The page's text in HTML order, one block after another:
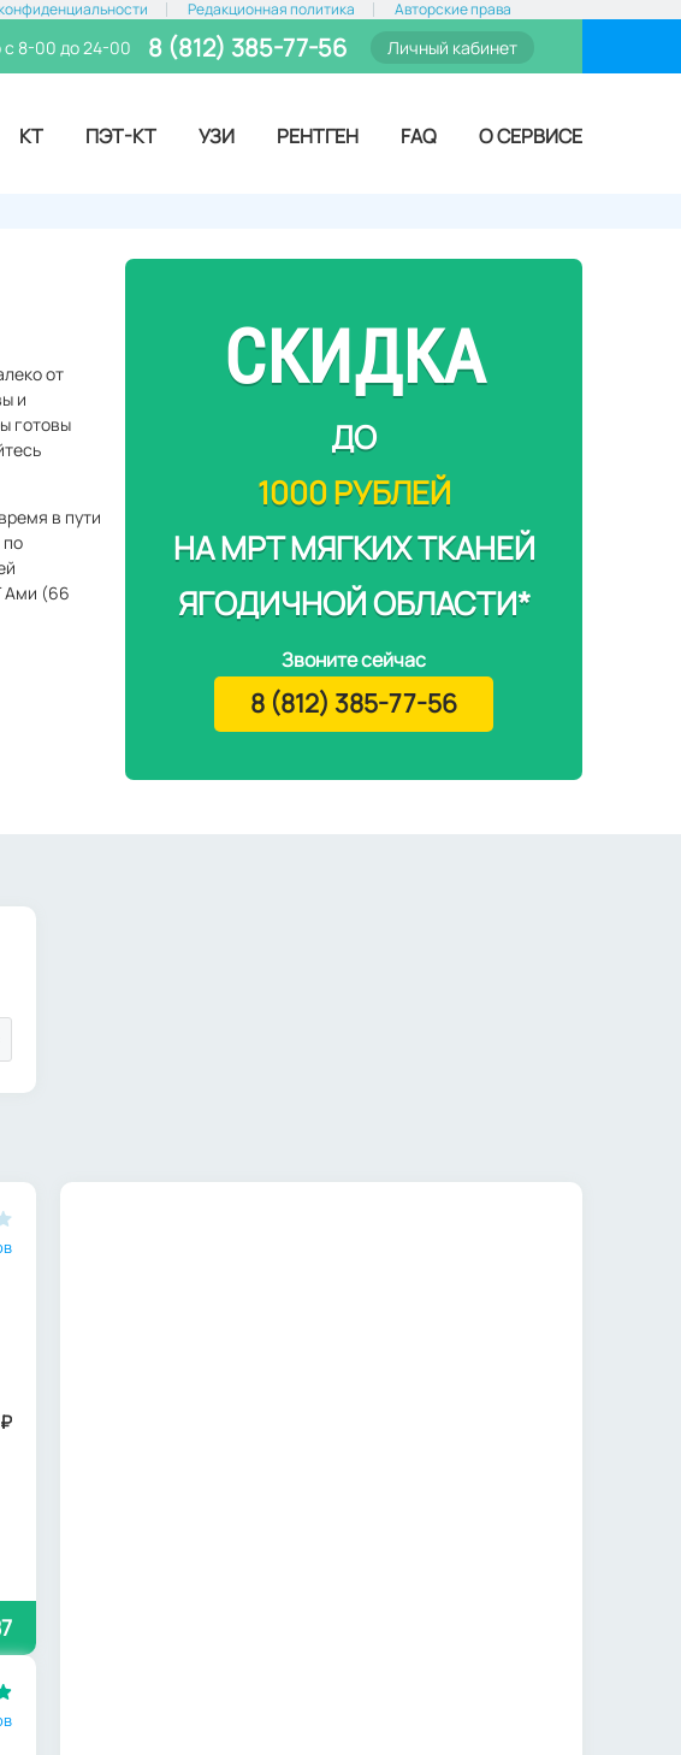
Редакционная политика Авторские права
с 8-00 до 24-00 8 (812) 385-77-56 Личный кабинет
КТ ПЭТ-КТ УЗИ РЕНТГЕН FAQ О СЕРВИСЕ
от
и
готовы
в пути
Ами (66
СКИДКА
ДО
1000 РУБЛЕЙ
НА МРТ МЯГКИХ ТКАНЕЙ
ЯГОДИЧНОЙ ОБЛАСТИ*
Звоните сейчас
8 (812) 385-77-56
₽